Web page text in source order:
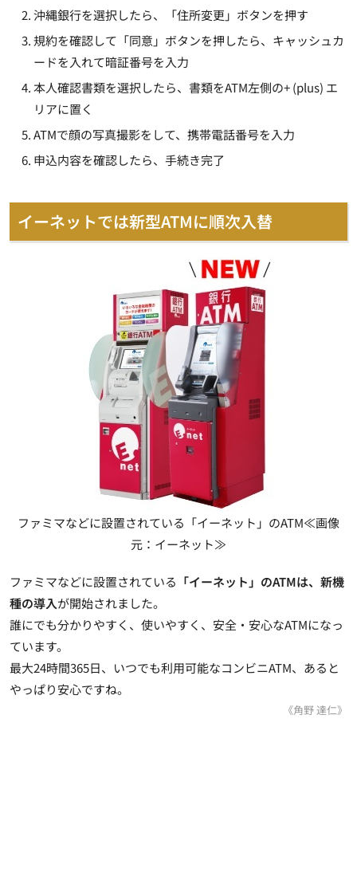
沖縄銀行を選択したら、「住所変更」ボタンを押す
規約を確認して「同意」ボタンを押したら、キャッシュカ
ードを入れて暗証番号を入力
本人確認書類を選択したら、書類をATM左側の+ (plus) エ
リアに置く
ATMで顔の写真撮影をして、携帯電話番号を入力
申込内容を確認したら、手続き完了
イーネットでは新型ATMに順次入替
ファミマなどに設置されている「イーネット」のATM≪画像
元：イーネット≫
ファミマなどに設置されている 「イーネット」のATMは、新機
種の導入が開始されました。
誰にでも分かりやすく、使いやすく、安全・安心なATMになっ
ています。
最大24時間365日、いつでも利用可能なコンビニATM、あると
やっぱり安心ですね。
《角野 達仁》